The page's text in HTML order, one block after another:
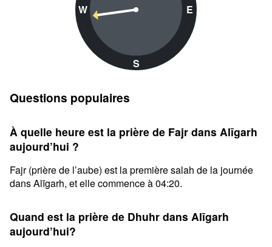
W
S
E
Questions populaires
À quelle heure est la prière de Fajr dans Alīgarh
aujourd’hui ?
Fajr (prière de l’aube) est la première salah de la journée
dans Alīgarh, et elle commence à 04:20.
Quand est la prière de Dhuhr dans Alīgarh
aujourd’hui?